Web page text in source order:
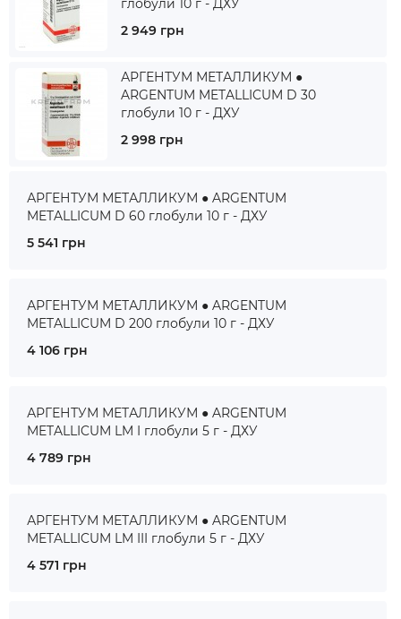
глобули 10 г - ДХУ
2 949 грн
АРГЕНТУМ МЕТАЛЛИКУМ ●
ARGENTUM METALLICUM D 30
глобули 10 г - ДХУ
2 998 грн
АРГЕНТУМ МЕТАЛЛИКУМ ● ARGENTUM
METALLICUM D 60 глобули 10 г - ДХУ
5 541 грн
АРГЕНТУМ МЕТАЛЛИКУМ ● ARGENTUM
METALLICUM D 200 глобули 10 г - ДХУ
4 106 грн
АРГЕНТУМ МЕТАЛЛИКУМ ● ARGENTUM
METALLICUM LM I глобули 5 г - ДХУ
4 789 грн
АРГЕНТУМ МЕТАЛЛИКУМ ● ARGENTUM
METALLICUM LM III глобули 5 г - ДХУ
4 571 грн